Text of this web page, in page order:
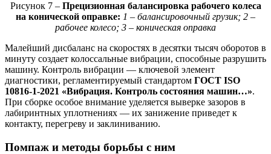
Рисунок 7 –Прецизионная балансировка рабочего колеса
на конической оправке: 1 – балансировочный грузик; 2 –
рабочее колесо; 3 – коническая оправка
Малейший дисбаланс на скоростях в десятки тысяч оборотов в
минуту создает колоссальные вибрации, способные разрушить
машину. Контроль вибрации — ключевой элемент
диагностики, регламентируемый стандартом ГОСТ ISO
10816-1-2021 «Вибрация. Контроль состояния машин…».
При сборке особое внимание уделяется выверке зазоров в
лабиринтных уплотнениях — их занижение приведет к
контакту, перегреву и заклиниванию.
Помпаж и методы борьбы с ним